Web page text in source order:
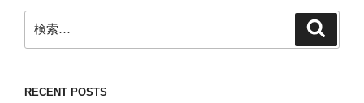
索:
RECENT POSTS